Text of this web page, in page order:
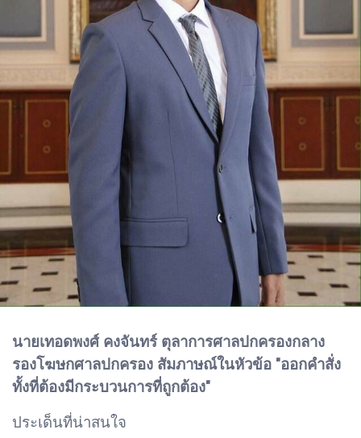
นายเทอดพงศ์ คงจันทร์ ตุลาการศาลปกครองกลาง
รองโฆษกศาลปกครอง สัมภาษณ์ในหัวข้อ "ออกคำสั่ง
ทั้งที่ต้องมีกระบวนการที่ถูกต้อง"
ประเด็นที่น่าสนใจ